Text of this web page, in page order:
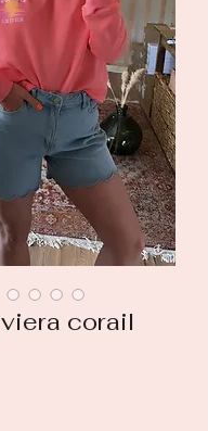
corail